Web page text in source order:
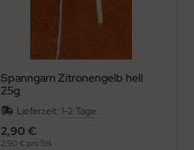
Spanngarn Zitronengelb hell
25g
Lieferzeit: 1-2 Tage
2,90 €
2,90 € pro Stk